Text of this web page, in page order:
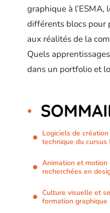
graphique à l’ESMA,
différents blocs pour
aux réalités de la
Quels
dans un portfolio et
Logiciels de
technique du cursus
Animation et motion
recherchées en
Culture visuelle et
formation graphique